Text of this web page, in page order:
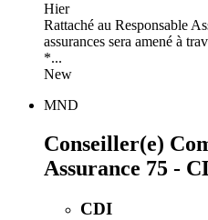
Hier
Rattaché au Responsable
assurances sera amené à
*...
New
MND
Conseiller(e)
Assurance 75 -
CDI